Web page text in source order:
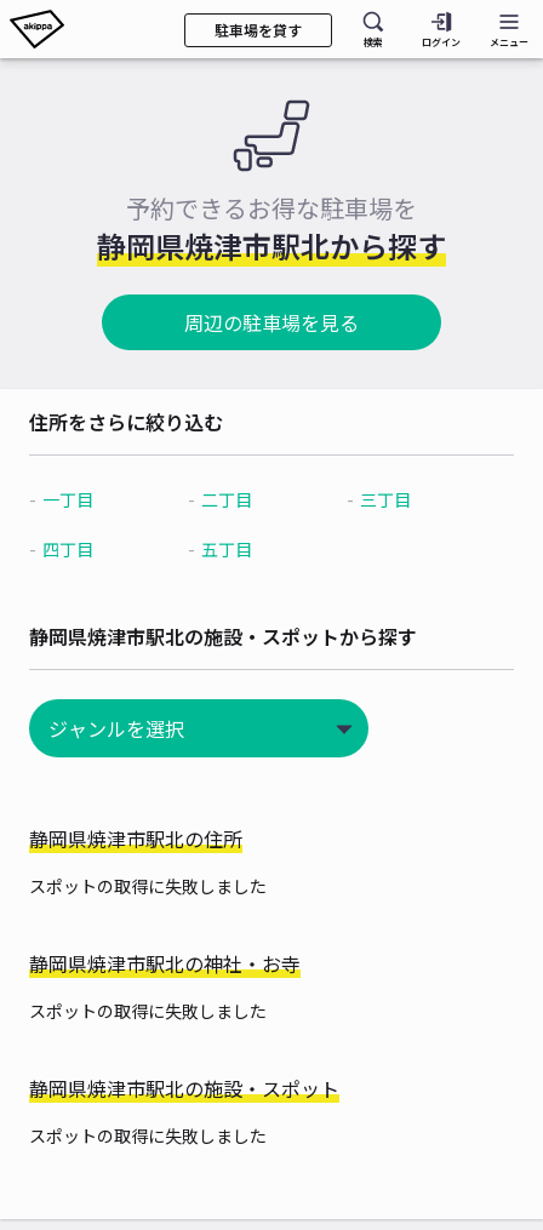
駐車場を貸す
検索 ログイン メニュー
予約できるお得な駐車場を
静岡県焼津市駅北から探す
周辺の駐車場を見る
住所をさらに絞り込む
一丁目 二丁目 三丁目
四丁目 五丁目
静岡県焼津市駅北の施設・スポットから探す
静岡県焼津市駅北の住所
スポットの取得に失敗しました
静岡県焼津市駅北の神社・お寺
スポットの取得に失敗しました
静岡県焼津市駅北の施設・スポット
スポットの取得に失敗しました